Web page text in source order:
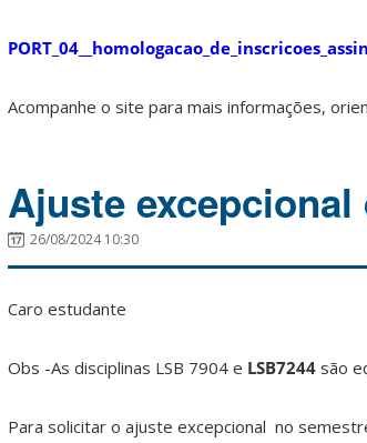
Acompanhe o site para mais informações,
Ajuste excepcional
26/08/2024 10:30
Caro estudante
Obs -As disciplinas LSB 7904 e LSB7244 são
Para solicitar o ajuste excepcional no